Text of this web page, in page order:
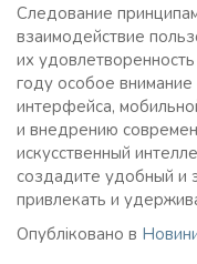
Следование
взаимодействие
их
году особое внимание
интерфейса,
и внедрению
искусственный
создадите удобный и
привлекать и
Опубліковано в